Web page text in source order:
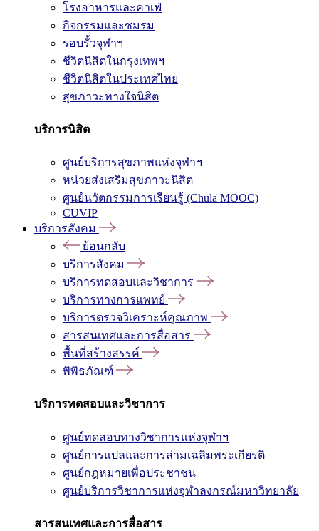
โรงอาหารและคาเฟ่
กิจกรรมและชมรม
รอบรั้วจุฬาฯ
ชีวิตนิสิตในกรุงเทพฯ
ชีวิตนิสิตในประเทศไทย
สุขภาวะทางใจนิสิต
บริการนิสิต
ศูนย์บริการสุขภาพแห่งจุฬาฯ
หน่วยส่งเสริมสุขภาวะนิสิต
ศูนย์นวัตกรรมการเรียนรู้ (Chula MOOC)
CUVIP
บริการสังคม
ย้อนกลับ
บริการสังคม
บริการทดสอบและวิชาการ
บริการทางการแพทย์
บริการตรวจวิเคราะห์คุณภาพ
สารสนเทศและการสื่อสาร
พื้นที่สร้างสรรค์
พิพิธภัณฑ์
บริการทดสอบและวิชาการ
ศูนย์ทดสอบทางวิชาการแห่งจุฬาฯ
ศูนย์การแปลและการล่ามเฉลิมพระเกียรติ
ศูนย์กฎหมายเพื่อประชาชน
ศูนย์บริการวิชาการแห่งจุฬาลงกรณ์มหาวิทยาลัย
สารสนเทศและการสื่อสาร